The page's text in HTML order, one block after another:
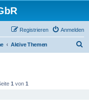
Anmelden
Registrieren
Aktive Themen
1 von 1